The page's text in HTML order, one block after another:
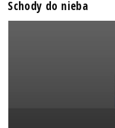
Schody do nieba